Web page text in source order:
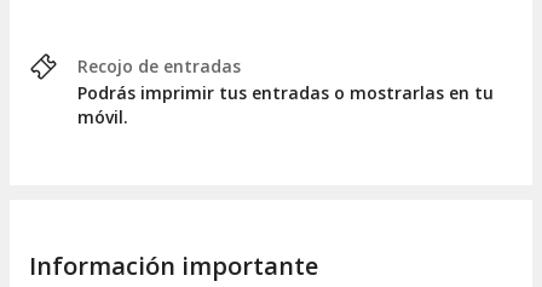
Recojo de entradas
Podrás imprimir tus entradas o mostrarlas en tu
móvil.
Información importante